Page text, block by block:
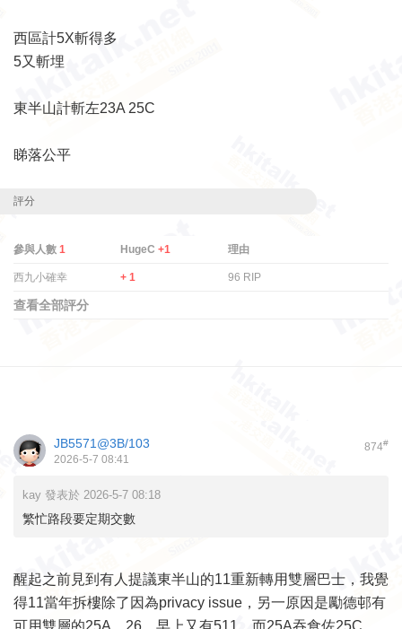
西區計5X斬得多
5又斬埋
東半山計斬左23A 25C
睇落公平
評分
參與人數 1 HugeC+1 理由
西九小確幸 + 1 96 RIP
查看全部評分
874#
JB5571@3B/103
2026-5-7 08:41
kay 發表於 2026-5-7 08:18
繁忙路段要定期交數
醒起之前見到有人提議東半山的11重新轉用雙層巴士，我覺
得11當年拆樓除了因為privacy issue，另一原因是勵德邨有
可用雙層的25A、26，早上又有511，而25A吞食佐25C、